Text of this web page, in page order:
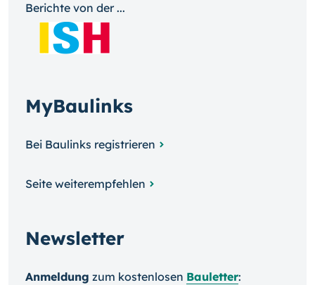
Berichte von der ...
MyBaulinks
Bei Baulinks registrieren
Seite weiterempfehlen
Newsletter
Anmeldung zum kosten­losen Bauletter: